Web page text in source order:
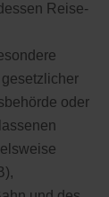
Reise-
oder